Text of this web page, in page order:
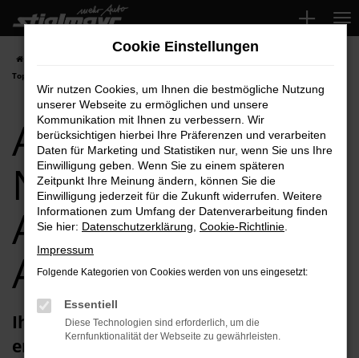
Zum
Hauptinhalt
springen
Top-Angebote
Audi Q2
Neuwagen für
Aichach Top-
Angebote
Ihren Audi Q2 Neuwagen für Aichach
erhalten Sie im Autohaus Stiglmayr
Cookie Einstellungen
Wir nutzen Cookies, um Ihnen die bestmögliche Nutzung
unserer Webseite zu ermöglichen und unsere
Kommunikation mit Ihnen zu verbessern. Wir
berücksichtigen hierbei Ihre Präferenzen und verarbeiten
Daten für Marketing und Statistiken nur, wenn Sie uns Ihre
Einwilligung geben. Wenn Sie zu einem späteren
Zeitpunkt Ihre Meinung ändern, können Sie die
Einwilligung jederzeit für die Zukunft widerrufen. Weitere
Informationen zum Umfang der Datenverarbeitung finden
Sie hier: Datenschutzerklärung Cookie-Richtlinie
Impressum
Folgende Kategorien von Cookies werden von uns eingesetzt:
Essentiell
Diese Technologien sind erforderlich, um die
Kernfunktionalität der Webseite zu gewährleisten.